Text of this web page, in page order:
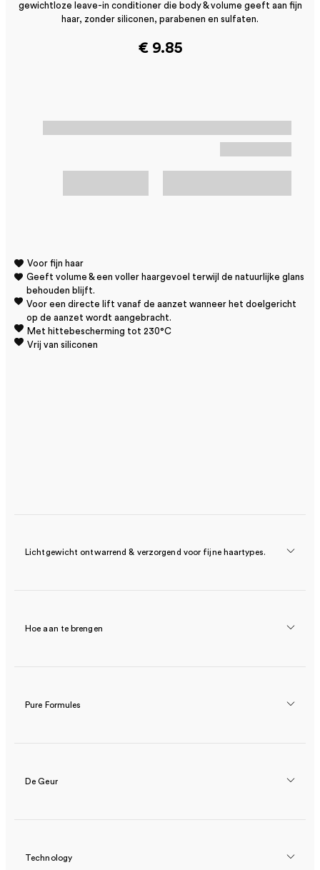
gewichtloze leave-in conditioner die body & volume geeft aan fijn
haar, zonder siliconen, parabenen en sulfaten.
€ 9.85
Voor fijn haar
Geeft volume & een voller haargevoel terwijl de natuurlijke glans
behouden blijft.
Voor een directe lift vanaf de aanzet wanneer het doelgericht
op de aanzet wordt aangebracht.
Met hittebescherming tot 230°C
Vrij van siliconen
Lichtgewicht ontwarrend & verzorgend voor fijne haartypes.
Hoe aan te brengen
Pure Formules
De Geur
Technology